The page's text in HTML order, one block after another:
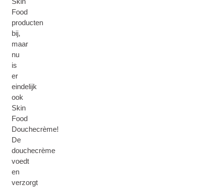
Food
producten
bij,
maar
nu
is
er
eindelijk
ook
Skin
Food
Douchecrème!
De
douchecrème
voedt
en
verzorgt